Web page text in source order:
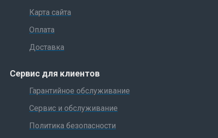
Карта сайта
Оплата
Доставка
Сервис для клиентов
Гарантийное обслуживание
Сервис и обслуживание
Политика безопасности